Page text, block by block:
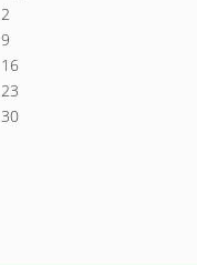
2
9
16
23
30